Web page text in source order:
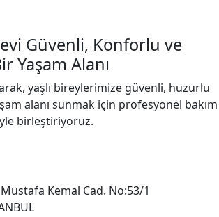
Güvenli, Konforlu ve
Yaşam Alanı
yaşlı bireylerimize güvenli, huzurlu
alanı sunmak için profesyonel bakım
birleştiriyoruz.
Kemal Cad. No:53/1